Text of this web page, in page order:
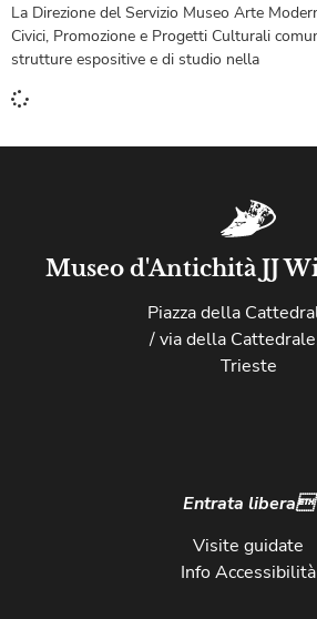
La Direzione del Servizio Museo Arte
Civici, Promozione e Progetti Culturali
strutture espositive e di studio nella
Museo d'Antichità JJ
Piazza della
/ via della
Trieste
Entrata libera
Visite guidate
Info Accessibilità